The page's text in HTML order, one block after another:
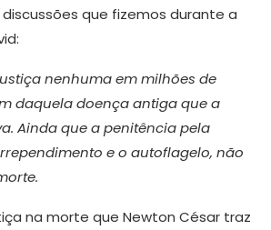
que fizemos durante a
nenhuma em milhões de
daquela doença antiga que a
Ainda que a penitência pela
e o autoflagelo, não
na morte que Newton César traz